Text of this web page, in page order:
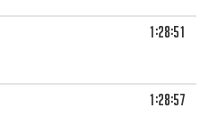
1:28:51
1:28:57